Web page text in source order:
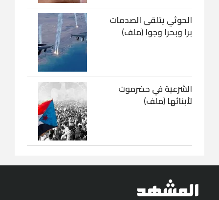
الحوثي يتلقى الصدمات
برا وبحرا وجوا (ملف)
الشرعية في حضرموت
لأبنائها (ملف)